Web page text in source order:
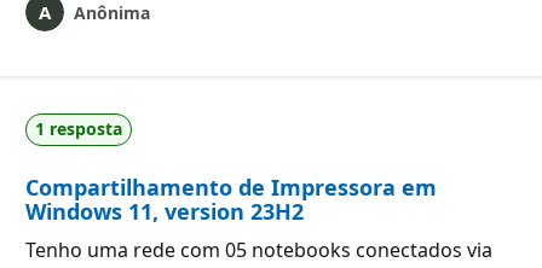
Anônima
1 resposta
Compartilhamento de Impressora em
Windows 11, version 23H2
Tenho uma rede com 05 notebooks conectados via